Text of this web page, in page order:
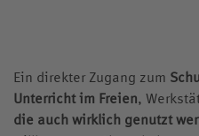
Ein direkter Zugang zum
Unterricht im Freien,
die auch wirklich genutzt